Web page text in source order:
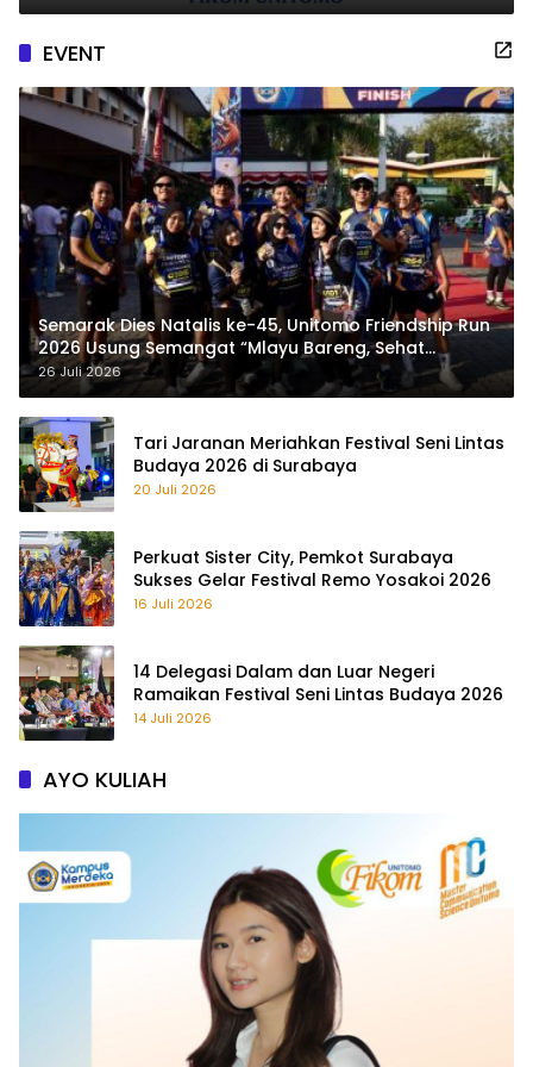
EVENT
Semarak Dies Natalis ke-45, Unitomo Friendship Run
2026 Usung Semangat “Mlayu Bareng, Sehat
Bareng”
26 Juli 2026
Tari Jaranan Meriahkan Festival Seni Lintas
Budaya 2026 di Surabaya
20 Juli 2026
Perkuat Sister City, Pemkot Surabaya
Sukses Gelar Festival Remo Yosakoi 2026
16 Juli 2026
14 Delegasi Dalam dan Luar Negeri
Ramaikan Festival Seni Lintas Budaya 2026
14 Juli 2026
AYO KULIAH